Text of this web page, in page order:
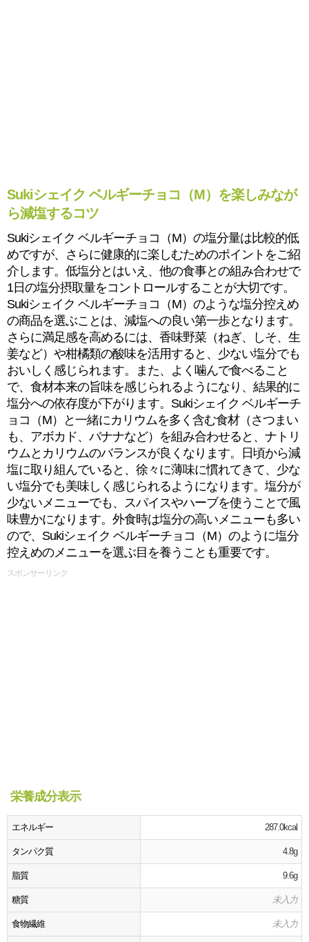
Sukiシェイク ベルギーチョコ（M）を楽しみなが
ら減塩するコツ
Sukiシェイク ベルギーチョコ（M）の塩分量は比較的低
めですが、さらに健康的に楽しむためのポイントをご紹
介します。低塩分とはいえ、他の食事との組み合わせで
1日の塩分摂取量をコントロールすることが大切です。
Sukiシェイク ベルギーチョコ（M）のような塩分控えめ
の商品を選ぶことは、減塩への良い第一歩となります。
さらに満足感を高めるには、香味野菜（ねぎ、しそ、生
姜など）や柑橘類の酸味を活用すると、少ない塩分でも
おいしく感じられます。また、よく噛んで食べること
で、食材本来の旨味を感じられるようになり、結果的に
塩分への依存度が下がります。Sukiシェイク ベルギーチ
ョコ（M）と一緒にカリウムを多く含む食材（さつまい
も、アボカド、バナナなど）を組み合わせると、ナトリ
ウムとカリウムのバランスが良くなります。日頃から減
塩に取り組んでいると、徐々に薄味に慣れてきて、少な
い塩分でも美味しく感じられるようになります。塩分が
少ないメニューでも、スパイスやハーブを使うことで風
味豊かになります。外食時は塩分の高いメニューも多い
ので、Sukiシェイク ベルギーチョコ（M）のように塩分
控えめのメニューを選ぶ目を養うことも重要です。
スポンサーリンク
栄養成分表示
エネルギー 287.0kcal
タンパク質 4.8g
脂質 9.6g
糖質 未入力
食物繊維 未入力